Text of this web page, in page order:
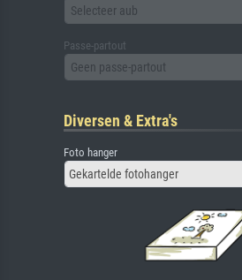
Selecteer aub
Passe-partout
Geen passe-partout
Diversen & Extra's
Foto hanger
Gekartelde fotohanger